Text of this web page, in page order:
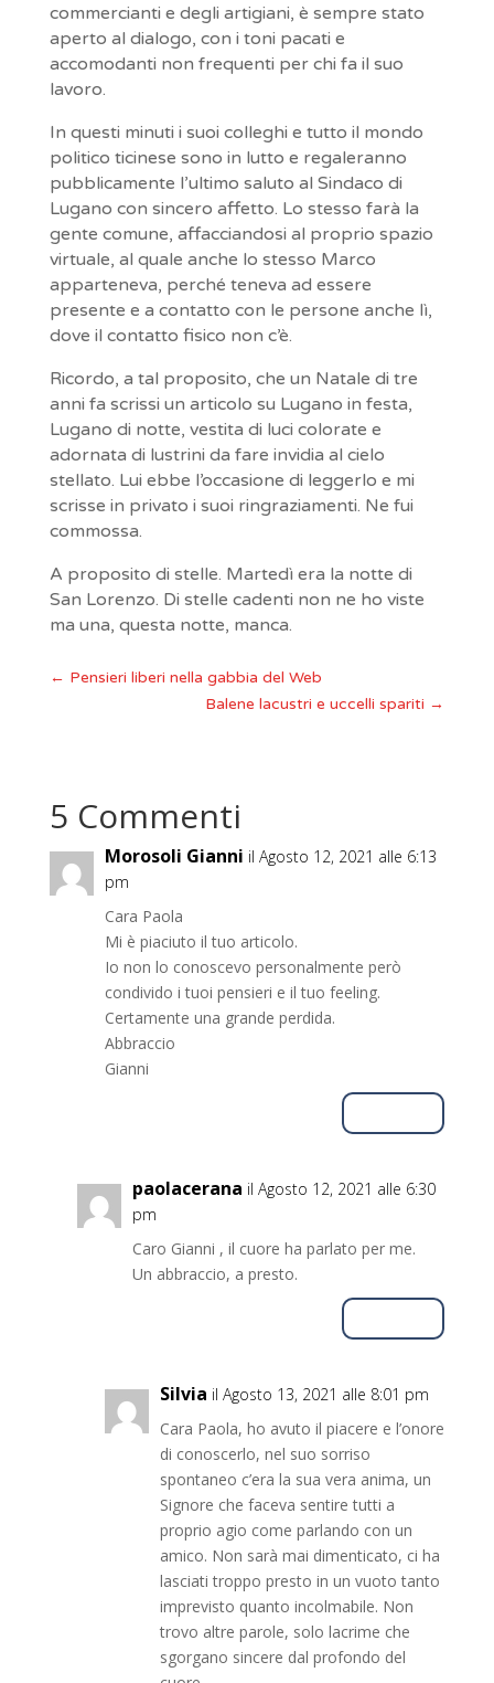
commercianti e degli artigiani, è sempre stato
aperto al dialogo, con i toni pacati e
accomodanti non frequenti per chi fa il suo
lavoro.
In questi minuti i suoi colleghi e tutto il mondo
politico ticinese sono in lutto e regaleranno
pubblicamente l’ultimo saluto al Sindaco di
Lugano con sincero affetto. Lo stesso farà la
gente comune, affacciandosi al proprio spazio
virtuale, al quale anche lo stesso Marco
apparteneva, perché teneva ad essere
presente e a contatto con le persone anche lì,
dove il contatto fisico non c’è.
Ricordo, a tal proposito, che un Natale di tre
anni fa scrissi un articolo su Lugano in festa,
Lugano di notte, vestita di luci colorate e
adornata di lustrini da fare invidia al cielo
stellato. Lui ebbe l’occasione di leggerlo e mi
scrisse in privato i suoi ringraziamenti. Ne fui
commossa.
A proposito di stelle. Martedì era la notte di
San Lorenzo. Di stelle cadenti non ne ho viste
ma una, questa notte, manca.
← Pensieri liberi nella gabbia del Web
Balene lacustri e uccelli spariti →
5 Commenti
Morosoli Gianni il Agosto 12, 2021 alle 6:13
pm
Cara Paola
Mi è piaciuto il tuo articolo.
Io non lo conoscevo personalmente però
condivido i tuoi pensieri e il tuo feeling.
Certamente una grande perdida.
Abbraccio
Gianni
paolacerana il Agosto 12, 2021 alle 6:30
pm
Caro Gianni , il cuore ha parlato per me.
Un abbraccio, a presto.
Silvia il Agosto 13, 2021 alle 8:01 pm
Cara Paola, ho avuto il piacere e l’onore
di conoscerlo, nel suo sorriso
spontaneo c’era la sua vera anima, un
Signore che faceva sentire tutti a
proprio agio come parlando con un
amico. Non sarà mai dimenticato, ci ha
lasciati troppo presto in un vuoto tanto
imprevisto quanto incolmabile. Non
trovo altre parole, solo lacrime che
sgorgano sincere dal profondo del